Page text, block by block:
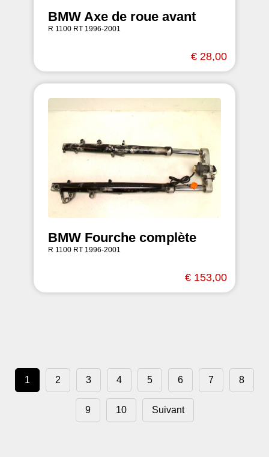
BMW Axe de roue avant
R 1100 RT 1996-2001
€ 28,00
BMW Fourche complète
R 1100 RT 1996-2001
€ 153,00
1 2 3 4 5 6 7 8
9 10 Suivant